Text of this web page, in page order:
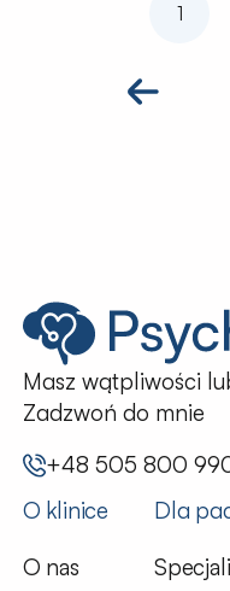
1
Masz wątpliwości
Zadzwoń do mnie
+48 505 800
O klinice
O nas
Dla